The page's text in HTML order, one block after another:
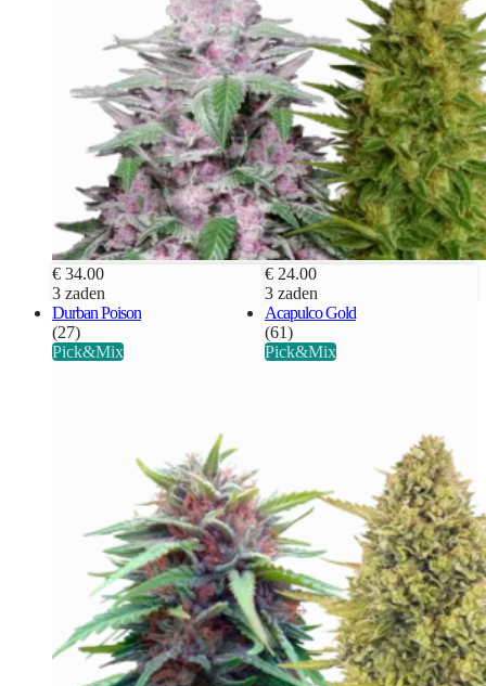
€ 34.00
3 zaden
€ 24.00
3 zaden
Durban Poison
(27)
Pick&Mix
Acapulco Gold
(61)
Pick&Mix